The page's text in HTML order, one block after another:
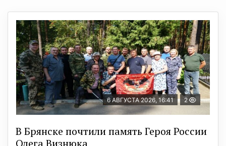
6 АВГУСТА 2026, 16:41 2
В Брянске почтили память Героя России